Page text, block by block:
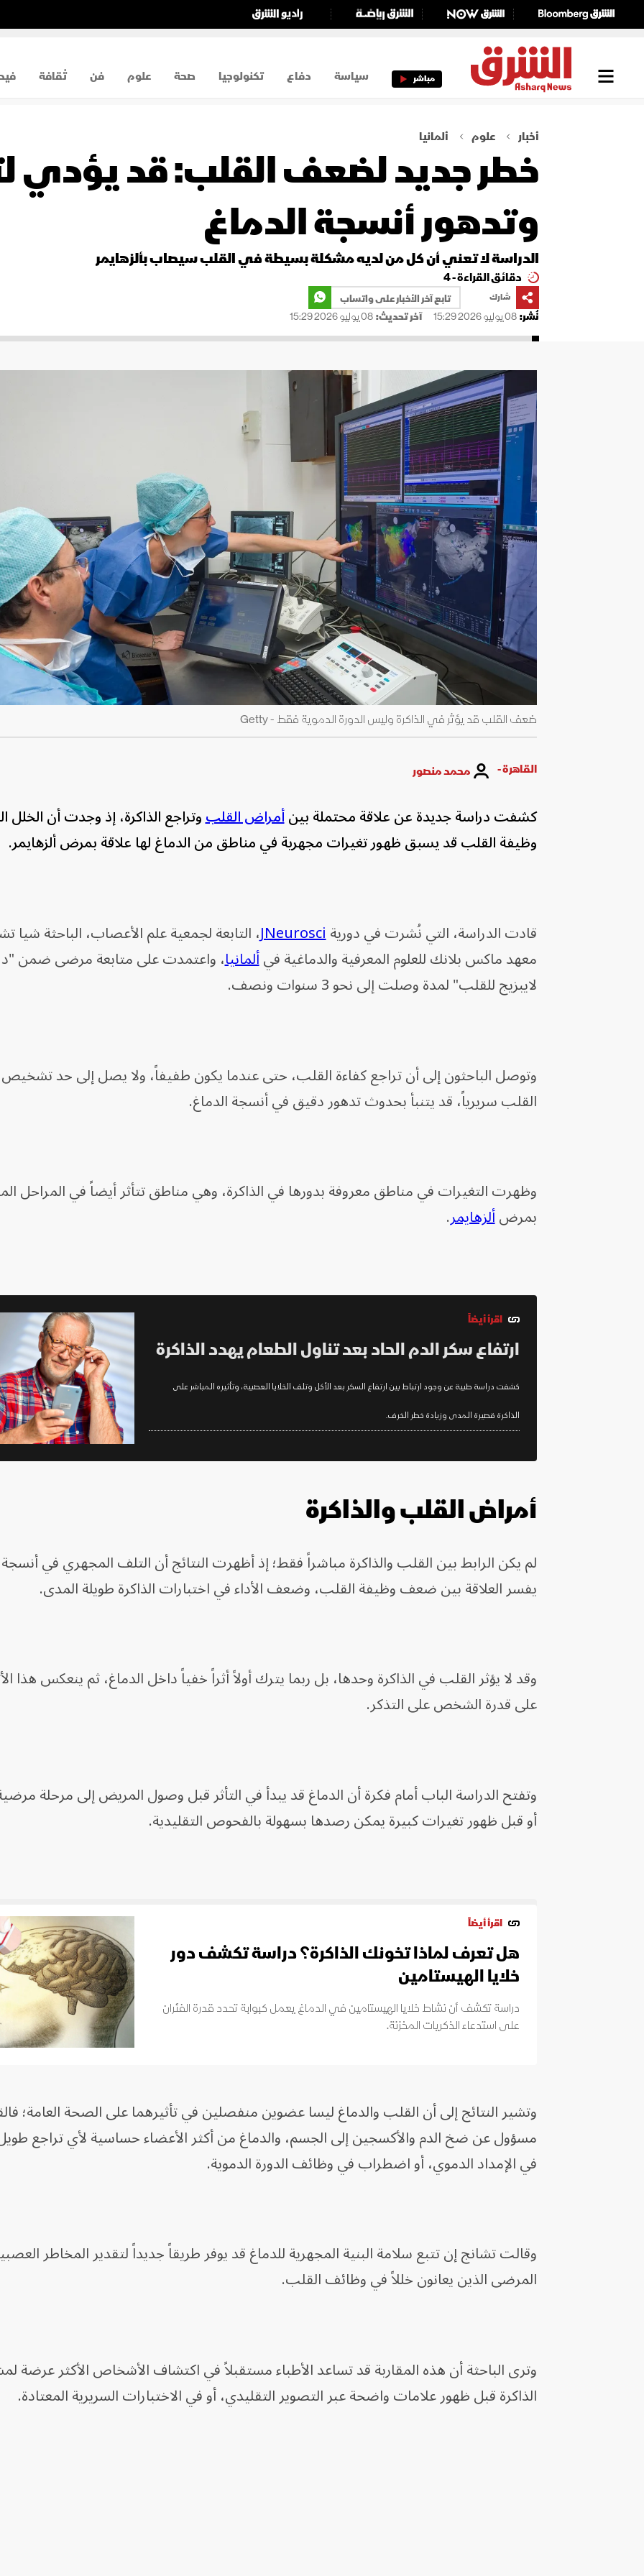
مباشر سياسة دفاع تكنولوجيا صحة علوم فن ثقافة
أخبار علوم ألمانيا
خطر جديد لضعف القلب: قد يؤدي
وتدهور أنسجة الدماغ
الدراسة لا تعني أن كل من لديه مشكلة بسيطة في القلب سيصاب بألزهايمر
دقائق القراءة - 4
شارك
تابع آخر الأخبار على واتساب
نُشر:08 يوليو 2026 15:29 آخر تحديث:08 يوليو 2026 15:29
ضعف القلب قد يؤثر في الذاكرة وليس الدورة الدموية فقط - Getty
القاهرة - محمد منصور
كشفت دراسة جديدة عن علاقة محتملة بينأمراض القلبوتراجع الذاكرة، إذ وجدت أن
وظيفة القلب قد يسبق ظهور تغيرات مجهرية في مناطق من الدماغ لها علاقة بمرض ألزهايمر.
قادت الدراسة، التي نُشرت في دوريةJNeurosci، التابعة لجمعية علم الأعصاب، الباحثة شيا
معهد ماكس بلانك للعلوم المعرفية والدماغية فيألمانيا، واعتمدت على متابعة مرضى ضمن
لايبزيج للقلب" لمدة وصلت إلى نحو 3 سنوات ونصف.
وتوصل الباحثون إلى أن تراجع كفاءة القلب، حتى عندما يكون طفيفاً، ولا يصل إلى حد
القلب سريرياً، قد يتنبأ بحدوث تدهور دقيق في أنسجة الدماغ.
وظهرت التغيرات في مناطق معروفة بدورها في الذاكرة، وهي مناطق تتأثر أيضاً في المراحل
بمرضألزهايمر.
اقرأ أيضاً
ارتفاع سكر الدم الحاد بعد تناول الطعام يهدد الذاكرة
كشفت دراسة طبية عن وجود ارتباط بين ارتفاع السكر بعد الأكل وتلف الخلايا العصبية، وتأثيره المباشر على
الذاكرة قصيرة المدى وزيادة خطر الخرف.
أمراض القلب والذاكرة
لم يكن الرابط بين القلب والذاكرة مباشراً فقط؛ إذ أظهرت النتائج أن التلف المجهري في
يفسر العلاقة بين ضعف وظيفة القلب، وضعف الأداء في اختبارات الذاكرة طويلة المدى.
وقد لا يؤثر القلب في الذاكرة وحدها، بل ربما يترك أولاً أثراً خفياً داخل الدماغ، ثم ينعكس هذا
على قدرة الشخص على التذكر.
وتفتح الدراسة الباب أمام فكرة أن الدماغ قد يبدأ في التأثر قبل وصول المريض إلى مرحلة
أو قبل ظهور تغيرات كبيرة يمكن رصدها بسهولة بالفحوص التقليدية.
اقرأ أيضاً
هل تعرف لماذا تخونك الذاكرة؟ دراسة تكشف دور
خلايا الهيستامين
دراسة تكشف أن نشاط خلايا الهيستامين في الدماغ يعمل كبوابة تحدد قدرة الفئران
على استدعاء الذكريات المخزنة.
وتشير النتائج إلى أن القلب والدماغ ليسا عضوين منفصلين في تأثيرهما على الصحة العامة؛
مسؤول عن ضخ الدم والأكسجين إلى الجسم، والدماغ من أكثر الأعضاء حساسية لأي تراجع
في الإمداد الدموي، أو اضطراب في وظائف الدورة الدموية.
وقالت تشانج إن تتبع سلامة البنية المجهرية للدماغ قد يوفر طريقاً جديداً لتقدير المخاطر
المرضى الذين يعانون خللاً في وظائف القلب.
وترى الباحثة أن هذه المقاربة قد تساعد الأطباء مستقبلاً في اكتشاف الأشخاص الأكثر عرضة
الذاكرة قبل ظهور علامات واضحة عبر التصوير التقليدي، أو في الاختبارات السريرية المعتادة.